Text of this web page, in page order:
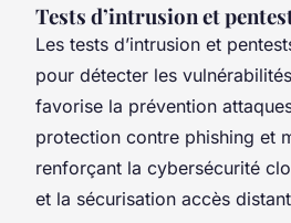
Tests d’intrusion et
Les tests d’intrusion et
pour détecter les
favorise la prévention
protection contre phishing et
renforçant la cybersécurité
et la sécurisation accès